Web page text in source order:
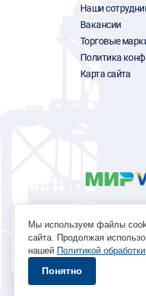
Наши
Вакансии
Торговые
Политика
Карта сайта
Политика
© 1996 - 2026
Мы используем файлы
сайта. Продолжая
нашей Политикой
Понятно